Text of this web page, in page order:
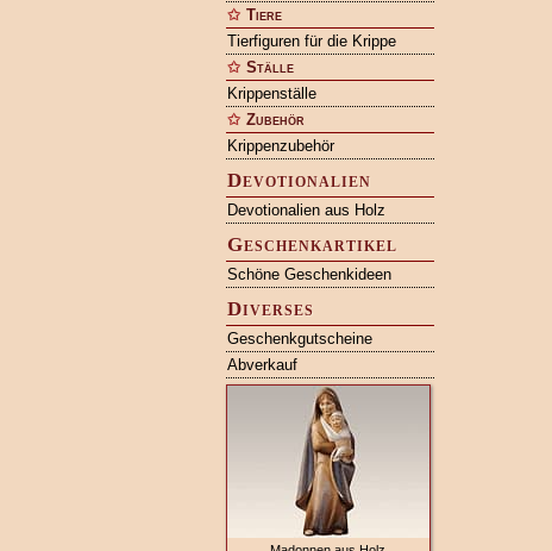
Tiere
Tierfiguren für die Krippe
Ställe
Krippenställe
Zubehör
Krippenzubehör
Devotionalien
Devotionalien aus Holz
Geschenkartikel
Schöne Geschenkideen
Diverses
Geschenkgutscheine
Abverkauf